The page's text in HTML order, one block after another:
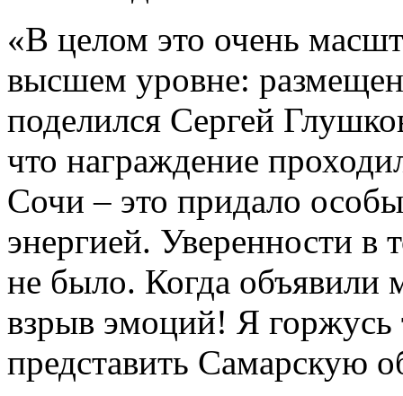
«В целом это очень
высшем уровне:
поделился Сергей
что награждение
Сочи – это придало
энергией. Уверенности в
не было. Когда объявили
взрыв эмоций! Я горжусь
представить Самарскую